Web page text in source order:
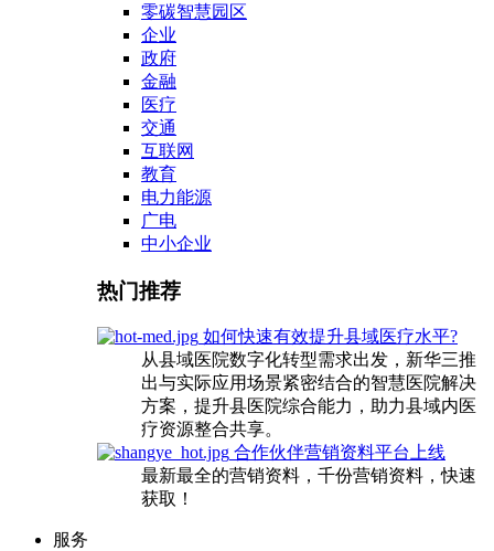
零碳智慧园区
企业
政府
金融
医疗
交通
互联网
教育
电力能源
广电
中小企业
热门推荐
如何快速有效提升县域医疗水平?
从县域医院数字化转型需求出发，新华三推
出与实际应用场景紧密结合的智慧医院解决
方案，提升县医院综合能力，助力县域内医
疗资源整合共享。
合作伙伴营销资料平台上线
最新最全的营销资料，千份营销资料，快速
获取！
服务